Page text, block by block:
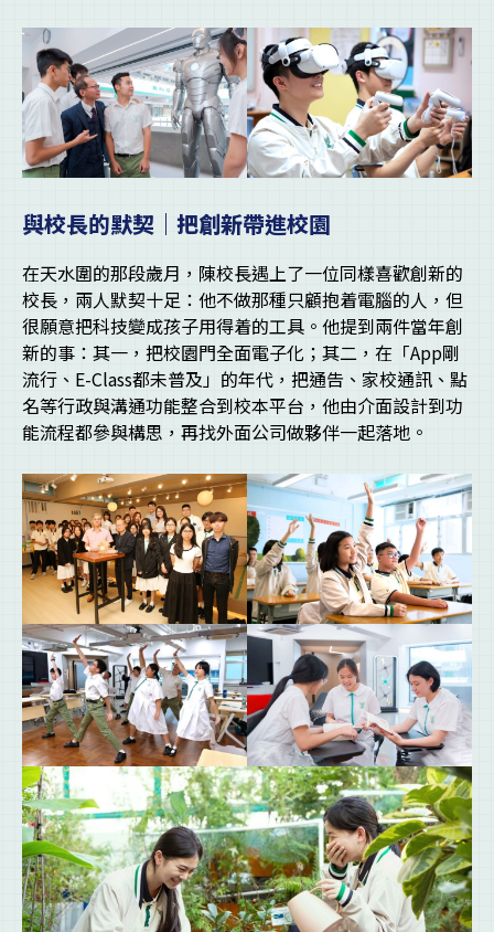
與校長的默契｜把創新帶進校園
在天水圍的那段歲月，陳校長遇上了一位同樣喜歡創新的
校長，兩人默契十足：他不做那種只顧抱着電腦的人，但
很願意把科技變成孩子用得着的工具。他提到兩件當年創
新的事：其一，把校園門全面電子化；其二，在「App剛
流行、E-Class都未普及」的年代，把通告、家校通訊、點
名等行政與溝通功能整合到校本平台，他由介面設計到功
能流程都參與構思，再找外面公司做夥伴一起落地。